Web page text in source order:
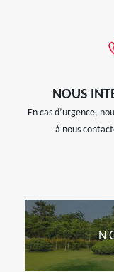
NOUS
En cas d’urgence,
à nous